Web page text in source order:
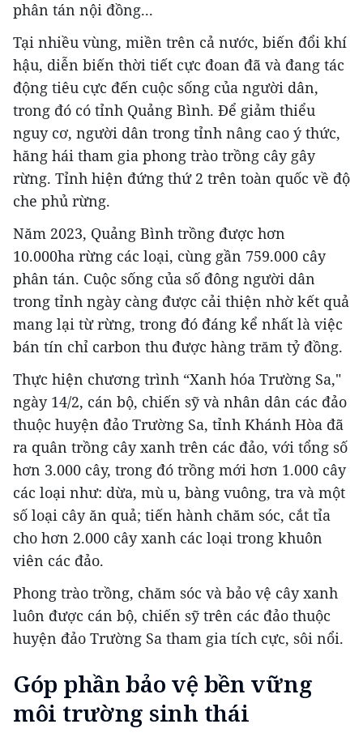
phân tán nội đồng...
Tại nhiều vùng, miền trên cả nước, biến đổi khí
hậu, diễn biến thời tiết cực đoan đã và đang tác
động tiêu cực đến cuộc sống của người dân,
trong đó có tỉnh Quảng Bình. Để giảm thiểu
nguy cơ, người dân trong tỉnh nâng cao ý thức,
hăng hái tham gia phong trào trồng cây gây
rừng. Tỉnh hiện đứng thứ 2 trên toàn quốc về độ
che phủ rừng.
Năm 2023, Quảng Bình trồng được hơn
10.000ha rừng các loại, cùng gần 759.000 cây
phân tán. Cuộc sống của số đông người dân
trong tỉnh ngày càng được cải thiện nhờ kết quả
mang lại từ rừng, trong đó đáng kể nhất là việc
bán tín chỉ carbon thu được hàng trăm tỷ đồng.
Thực hiện chương trình “Xanh hóa Trường Sa,"
ngày 14/2, cán bộ, chiến sỹ và nhân dân các đảo
thuộc huyện đảo Trường Sa, tỉnh Khánh Hòa đã
ra quân trồng cây xanh trên các đảo, với tổng số
hơn 3.000 cây, trong đó trồng mới hơn 1.000 cây
các loại như: dừa, mù u, bàng vuông, tra và một
số loại cây ăn quả; tiến hành chăm sóc, cắt tỉa
cho hơn 2.000 cây xanh các loại trong khuôn
viên các đảo.
Phong trào trồng, chăm sóc và bảo vệ cây xanh
luôn được cán bộ, chiến sỹ trên các đảo thuộc
huyện đảo Trường Sa tham gia tích cực, sôi nổi.
Góp phần bảo vệ bền vững
môi trường sinh thái